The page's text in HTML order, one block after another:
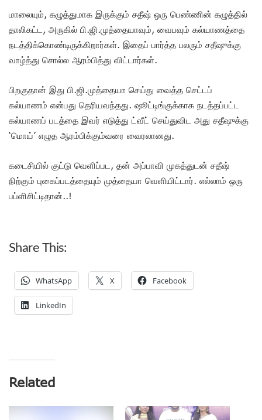
மாலையும், கழுத்துமாக இருக்கும் சதீஷ் ஒரு பெண்ணின் கழுத்தில்
தாலிகட்ட, அருகில் பி.ஜி.முத்தையாவும், வைபவும் கல்யாணத்தை
நடத்திக்கொண்டிருக்கிறார்கள். இதைப் பார்த்த பலரும் சதீஷுக்கு
வாழ்த்து சொல்ல ஆரம்பித்து விட்டார்கள்.
பிறகுதான் இது பி.ஜி.முத்தையா செய்து வைத்த செட்டப்
கல்யாணம் என்பது தெரியவந்தது. ஷூட்டிங்குக்காக நடத்தப்பட்ட
கல்யாணப் படத்தை இவர் எடுத்து ட்வீட் செய்துவிட அது சதீஷுக்கு
‘மொய்’ எழுத ஆரம்பிக்கும்வரை வைரலானது.
கடைசியில் குட்டு வெளிப்பட, தன் அப்பாவி முகத்துடன் சதீஷ்
நிற்கும் புகைப்படத்தையும் முத்தையா வெளியிட்டார். எல்லாம் ஒரு
பப்ளிசிட்டிதான்..!
Share This:
WhatsApp X Facebook
LinkedIn
Related